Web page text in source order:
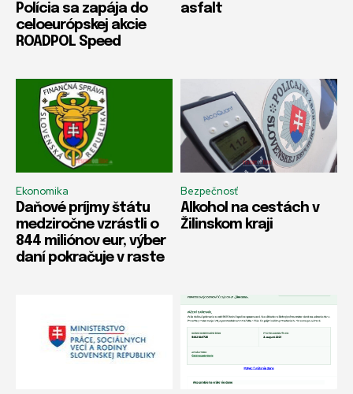
Polícia sa zapája do
celoeurópskej akcie
ROADPOL Speed
asfalt
Ekonomika
Daňové príjmy štátu
medziročne vzrástli o
844 miliónov eur, výber
daní pokračuje v raste
Bezpečnosť
Alkohol na cestách v
Žilinskom kraji